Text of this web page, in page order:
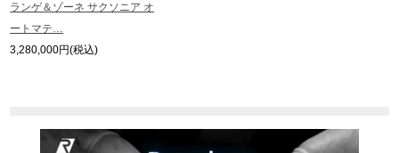
ランゲ＆ゾーネ サクソニア オ
ートマテ…
3,280,000円(税込)